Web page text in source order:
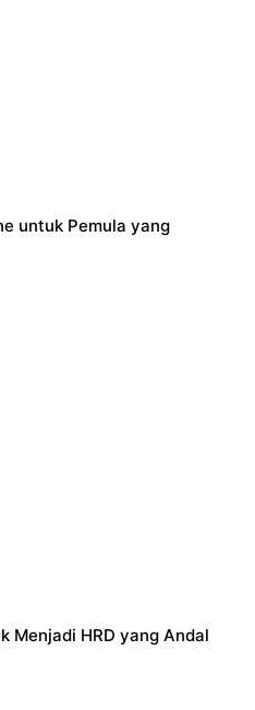
untuk Pemula yang
Menjadi HRD yang Andal